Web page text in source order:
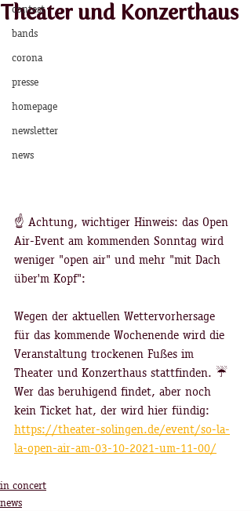
contest
bands
corona
presse
homepage
newsletter
news
Theater und Konzerthaus
☝️ Achtung, wichtiger Hinweis: das Open
Air-Event am kommenden Sonntag wird
weniger "open air" und mehr "mit Dach
über'm Kopf":
Wegen der aktuellen Wettervorhersage
für das kommende Wochenende wird die
Veranstaltung trockenen Fußes im
Theater und Konzerthaus stattfinden. ☔️
Wer das beruhigend findet, aber noch
kein Ticket hat, der wird hier fündig:
https://theater-solingen.de/event/so-la-
la-open-air-am-03-10-2021-um-11-00/
in concert
news